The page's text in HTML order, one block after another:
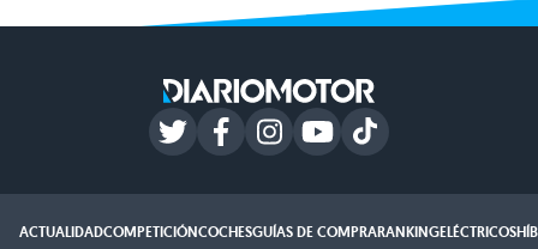
ACTUALIDADCOMPETICIÓNCOCHESGUÍAS DE COMPRARANKINGELÉCTRICOS